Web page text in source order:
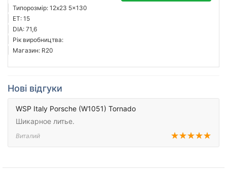
Типорозмір: 12x23 5x130
ET: 15
DIA: 71,6
Рік виробництва:
Магазин: R20
Нові відгуки
WSP Italy Porsche (W1051) Tornado
Шикарное литье.
Виталий